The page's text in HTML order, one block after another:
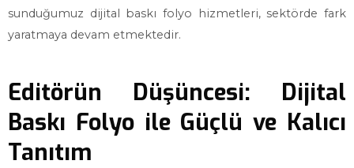
sunduğumuz dijital baskı folyo hizmetleri, sektörde fark
yaratmaya devam etmektedir.
Editörün Düşüncesi: Dijital
Baskı Folyo ile Güçlü ve Kalıcı
Tanıtım